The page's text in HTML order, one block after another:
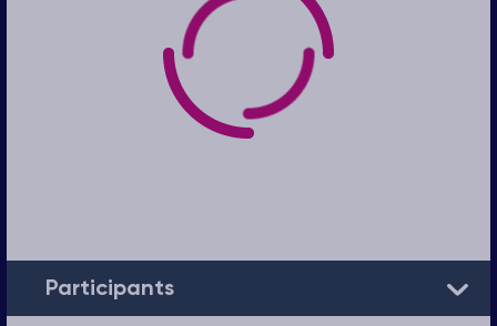
Participants